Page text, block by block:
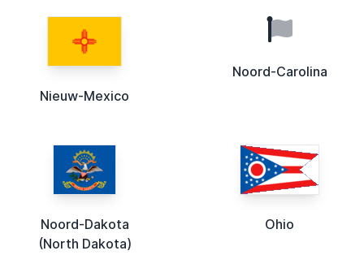
Nieuw-Mexico
Noord-Carolina
Noord-Dakota
(North Dakota)
Ohio